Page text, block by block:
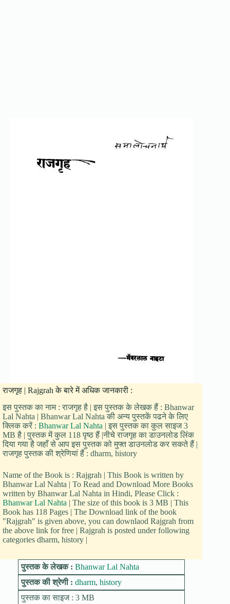
राजगृह | Rajgrah के बारे में अधिक जानकारी :
इस पुस्तक का नाम : राजगृह है | इस पुस्तक के लेखक हैं : Bhanwar
Lal Nahta | Bhanwar Lal Nahta की अन्य पुस्तकें पढने के लिए
क्लिक करें : Bhanwar Lal Nahta | इस पुस्तक का कुल साइज 3
MB है | पुस्तक में कुल 118 पृष्ठ हैं |नीचे राजगृह का डाउनलोड लिंक
दिया गया है जहाँ से आप इस पुस्तक को मुफ्त डाउनलोड कर सकते हैं |
राजगृह पुस्तक की श्रेणियां हैं : dharm, history
Name of the Book is : Rajgrah | This Book is written by
Bhanwar Lal Nahta | To Read and Download More Books
written by Bhanwar Lal Nahta in Hindi, Please Click :
Bhanwar Lal Nahta | The size of this book is 3 MB | This
Book has 118 Pages | The Download link of the book
"Rajgrah" is given above, you can downlaod Rajgrah from
the above link for free | Rajgrah is posted under following
categories dharm, history |
पुस्तक के लेखक : Bhanwar Lal Nahta
पुस्तक की श्रेणी : dharm, history
पुस्तक का साइज : 3 MB